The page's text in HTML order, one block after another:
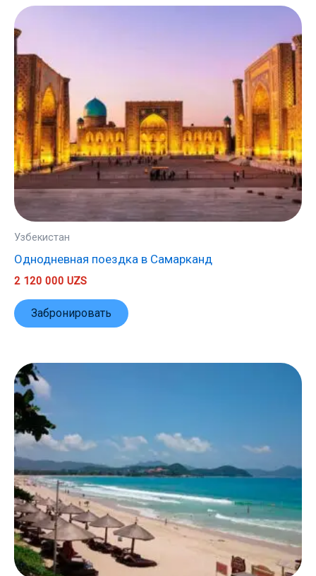
Узбекистан
Однодневная поездка в Самарканд
2 120 000 UZS
Забронировать